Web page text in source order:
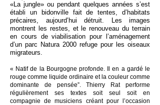
«La jungle» ou pendant quelques années s’est
établi un bidonville fait de tentes, d’habitats
précaires, aujourd’hui détruit. Les images
montrent les restes, et le renouveau du terrain
en cours de viabilisation pour l’aménagement
d’un parc Natura 2000 refuge pour les oiseaux
migrateurs.
« Natif de la Bourgogne profonde. Il en a gardé le
rouge comme liquide ordinaire et la couleur comme
dominante de pensée”. Thierry Rat performe
régulièrement ses textes soit seul soit en
compagnie de musiciens créant pour l’occasion